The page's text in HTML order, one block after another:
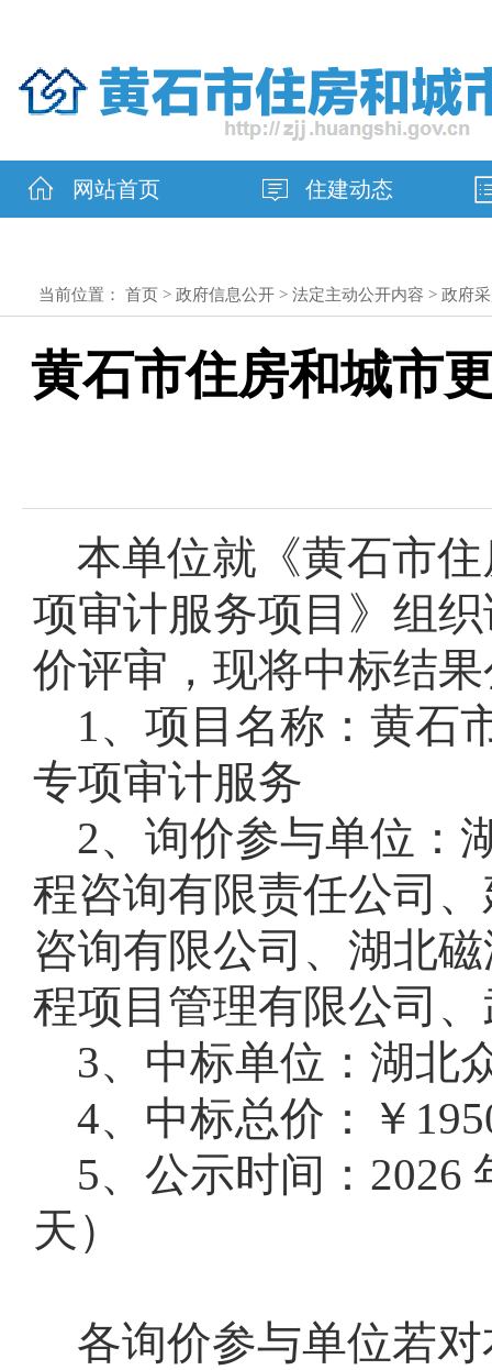
网站首页 住建动态
当前位置： 首页 > 政府信息公开 > 法定主动公开内容 > 政府
黄石市住房和城市
本单位就《黄石市
项审计服务项目》组
价评审，现将中标结
1、项目名称：黄石
专项审计服务
2、询价参与单位：
程咨询有限责任公司
咨询有限公司、湖北
程项目管理有限公司
3、中标单位：湖北
4、中标总价：￥
5、公示时间：
天）
各询价参与单位若